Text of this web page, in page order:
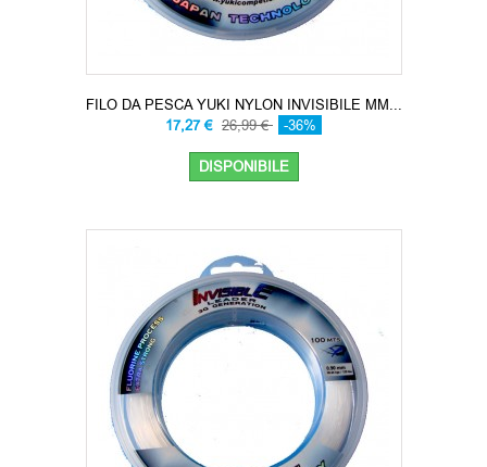
FILO DA PESCA YUKI NYLON INVISIBILE MM...
17,27 € 26,99 € -36%
DISPONIBILE